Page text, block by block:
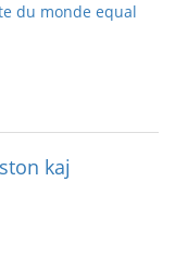
du monde equal
kaj